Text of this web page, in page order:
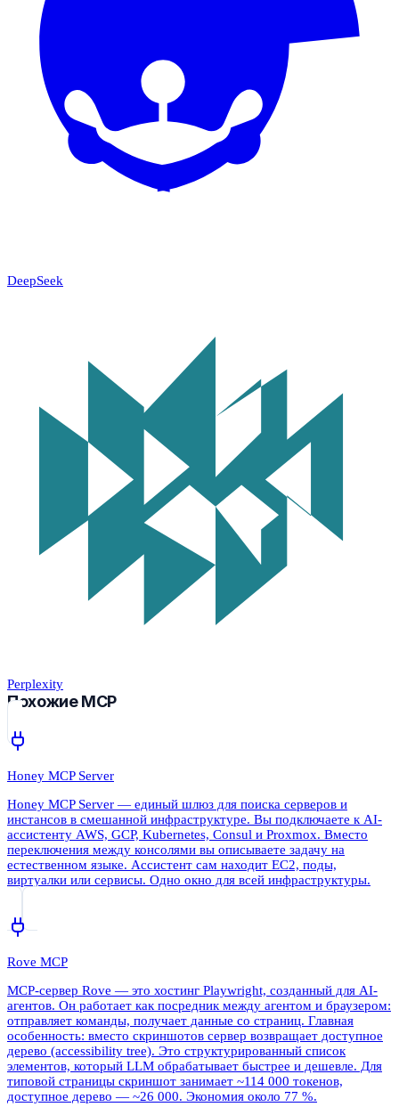
DeepSeek
Perplexity
Похожие MCP
Honey MCP Server
Honey MCP Server — единый шлюз для поиска серверов и
инстансов в смешанной инфраструктуре. Вы подключаете к AI-
ассистенту AWS, GCP, Kubernetes, Consul и Proxmox. Вместо
переключения между консолями вы описываете задачу на
естественном языке. Ассистент сам находит EC2, поды,
виртуалки или сервисы. Одно окно для всей инфраструктуры.
Rove MCP
MCP-сервер Rove — это хостинг Playwright, созданный для AI-
агентов. Он работает как посредник между агентом и браузером:
отправляет команды, получает данные со страниц. Главная
особенность: вместо скриншотов сервер возвращает доступное
дерево (accessibility tree). Это структурированный список
элементов, который LLM обрабатывает быстрее и дешевле. Для
типовой страницы скриншот занимает ~114 000 токенов,
доступное дерево — ~26 000. Экономия около 77 %.